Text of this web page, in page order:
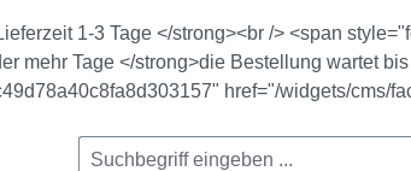
1-3 Tage </strong><br /> <span
mehr Tage </strong>die Bestellung wartet
href="/widgets/cms/